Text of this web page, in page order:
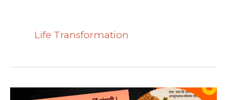
Life Transformation